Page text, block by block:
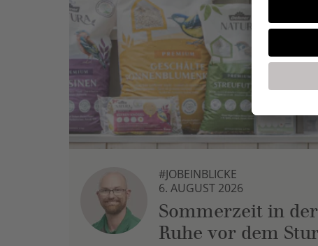
#JOBEINBLICKE
6. AUGUST 2026
Sommerzeit in
Ruhe vor dem